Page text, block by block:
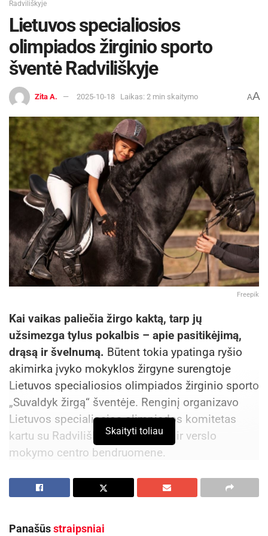
Radviliškyje
Lietuvos specialiosios
olimpiados žirginio sporto
šventė Radviliškyje
Zita A. 2025-10-18 Laikas: 2 min skaitymo AA
Freepik
Kai vaikas paliečia žirgo kaktą, tarp jų
užsimezga tylus pokalbis – apie pasitikėjimą,
drąsą ir švelnumą. Būtent tokia ypatinga ryšio
akimirka įvyko mokyklos žirgyne surengtoje
Lietuvos specialiosios olimpiados žirginio sporto
„Suvaldyk žirgą“ šventėje. Renginį organizavo
Lietuvos specialiosios olimpiados komitetas
kartu su Radviliškio technologijų ir verslo
mokymo centro bendruomene.
Į šventę rinkosi gausus būrys svečių ir dalyvių.
Norą dalyvauti rungtyse pareiškė komandos
Radviliškio. Renginys prasidėjo iškilmingu
Skaityti toliau
Panašūsstraipsniai